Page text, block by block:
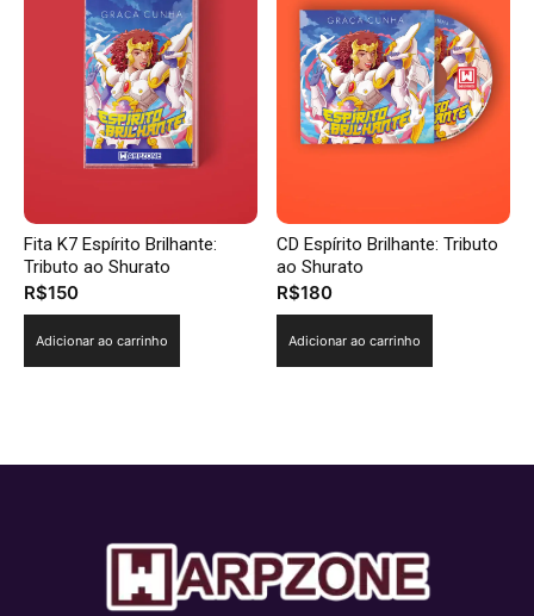
Fita K7 Espírito Brilhante:
Tributo ao Shurato
R$150
Adicionar ao carrinho
CD Espírito Brilhante: Tributo
ao Shurato
R$180
Adicionar ao carrinho